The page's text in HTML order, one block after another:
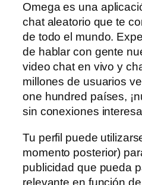
Omega es una
chat aleatorio que te
de todo el mundo.
de hablar con gente
video chat en vivo y
millones de usuarios
one hundred países,
sin conexiones
Tu perfil puede
momento posterior)
publicidad que pueda
relevante en función